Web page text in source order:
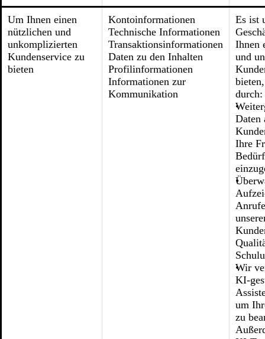
Um Ihnen einen
nützlichen und
unkomplizierten
Kundenservice zu
bieten
Kontoinformationen
Technische Informationen
Transaktionsinformationen
Daten zu den Inhalten
Profilinformationen
Informationen zur
Kommunikation
Es ist
Ihnen
und
durch:
Daten
Ihre
Wir
KI-
um
zu